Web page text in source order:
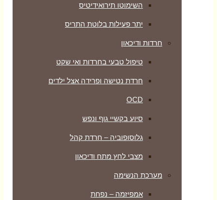
השימוטו תירואידיטיס
יתר פעילות בלוטת התריס
חרדות ודיכאון
טיפול טבעי בחרדות ואי שקט
חרדת נטישה ופרידה אצל ילדים
OCD
סיוע בקשיי גוף ונפש
גלוסופוביה – חרדת קהל
מצבי לחץ מתח ודיכאון
מערכת הנשימה
אמפיזמה – נפחת